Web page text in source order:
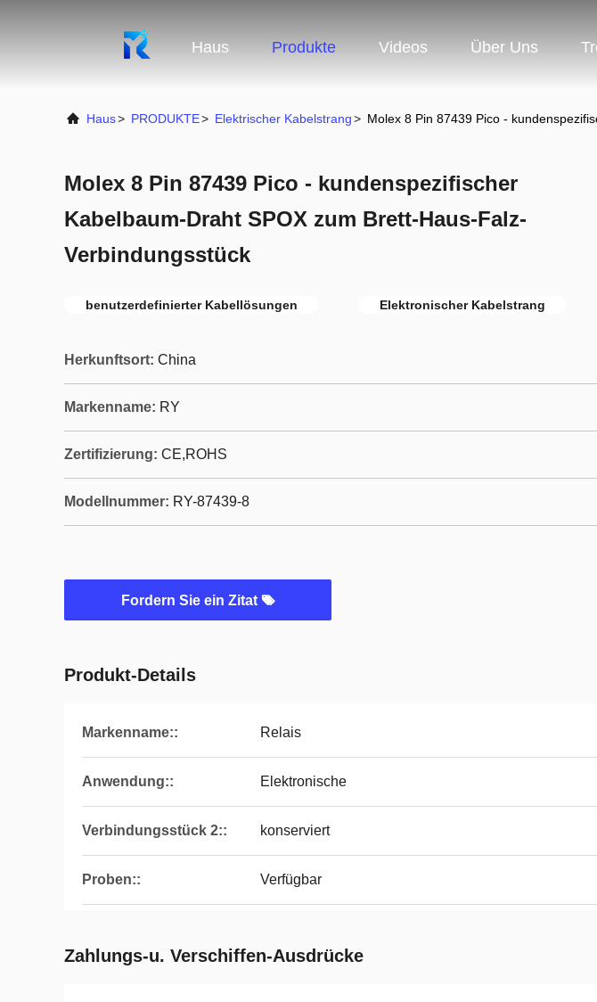
Haus Produkte Videos Über Uns
Haus> PRODUKTE> Elektrischer Kabelstrang> Molex 8 Pin 87439 Pico -
Molex 8 Pin 87439 Pico - kundenspezifischer
Kabelbaum-Draht SPOX zum Brett-Haus-Falz-
Verbindungsstück
benutzerdefinierter Kabellösungen Elektronischer Kabelstrang
Herkunftsort: China
Markenname: RY
Zertifizierung: CE,ROHS
Modellnummer: RY-87439-8
Fordern Sie ein Zitat
Produkt-Details
Markenname:: Relais
Anwendung:: Elektronische
Verbindungsstück 2:: konserviert
Proben:: Verfügbar
Zahlungs-u. Verschiffen-Ausdrücke